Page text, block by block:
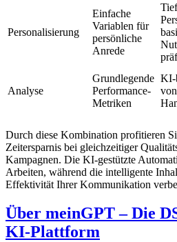
Personalisierung
Einfache
Variablen für
persönliche
Anrede
Analyse
Grundlegende
Performance-
Metriken
KI-
Durch diese Kombination profitieren
Zeitersparnis bei gleichzeitiger
Kampagnen. Die KI-gestützte
Arbeiten, während die intelligente
Effektivität Ihrer Kommunikation
Über meinGPT – Die
KI-Plattform